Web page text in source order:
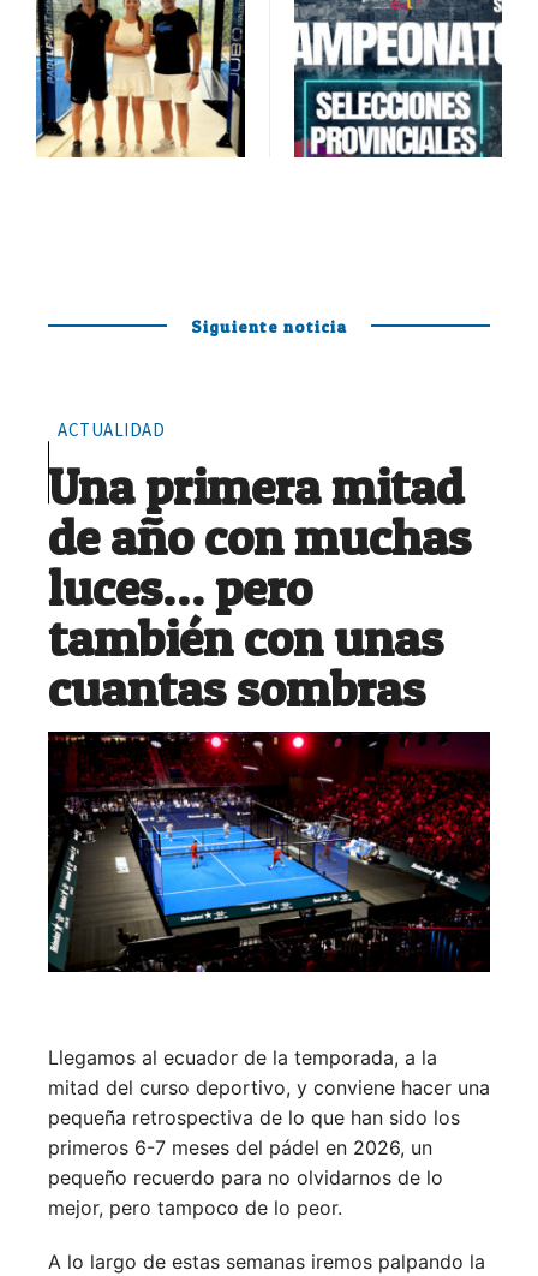
Siguiente noticia
ACTUALIDAD
Una primera mitad
de año con muchas
luces… pero
también con unas
cuantas sombras
Llegamos al ecuador de la temporada, a la
mitad del curso deportivo, y conviene hacer una
pequeña retrospectiva de lo que han sido los
primeros 6-7 meses del pádel en 2026, un
pequeño recuerdo para no olvidarnos de lo
mejor, pero tampoco de lo peor.
A lo largo de estas semanas iremos palpando la